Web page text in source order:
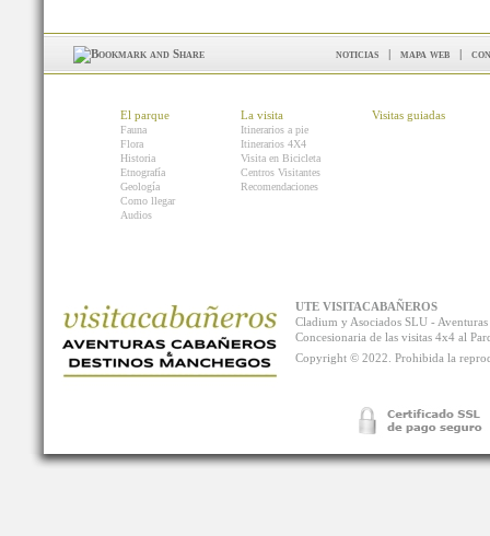
noticias | mapa web |
El parque
Fauna
Flora
Historia
Etnografía
Geología
Como llegar
Audios
La visita
Itinerarios a pie
Itinerarios 4X4
Visita en Bicicleta
Centros Visitantes
Recomendaciones
Visitas guiadas
UTE VISITACABAÑEROS
Cladium y Asociados SLU -
Concesionaria de las visitas 4x4 al
Copyright © 2022. Prohibida la